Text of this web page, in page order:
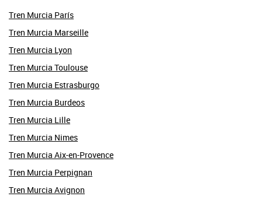
Tren Murcia París
Tren Murcia Marseille
Tren Murcia Lyon
Tren Murcia Toulouse
Tren Murcia Estrasburgo
Tren Murcia Burdeos
Tren Murcia Lille
Tren Murcia Nimes
Tren Murcia Aix-en-Provence
Tren Murcia Perpignan
Tren Murcia Avignon